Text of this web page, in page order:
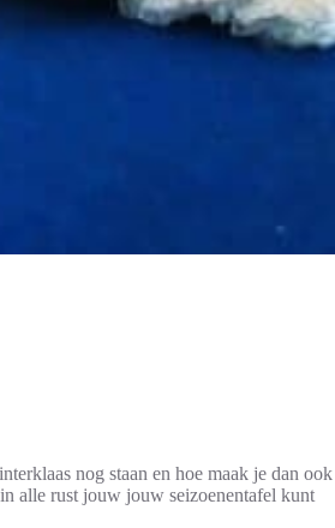
nog staan en hoe maak je dan ook
alle rust jouw jouw seizoenentafel kunt